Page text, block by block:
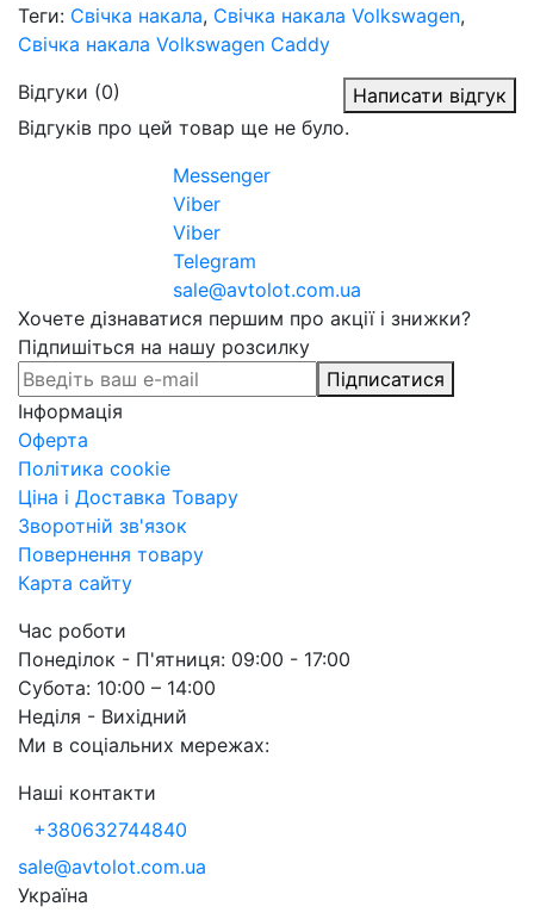
Теги: Свічка накала, Свічка накала Volkswagen,
Свічка накала Volkswagen Caddy
Відгуки (0)
Написати відгук
Відгуків про цей товар ще не було.
Messenger
Viber
Viber
Telegram
sale@avtolot.com.ua
Хочете дізнаватися першим про акції і знижки?
Підпишіться на нашу розсилку
Підписатися
Інформація
Оферта
Політика cookie
Ціна і Доставка Товару
Зворотній зв'язок
Повернення товару
Карта сайту
Час роботи
Понеділок - П'ятниця: 09:00 - 17:00
Субота: 10:00 – 14:00
Неділя - Вихідний
Ми в соціальних мережах:
Наші контакти
+380632744840
sale@avtolot.com.ua
Українa